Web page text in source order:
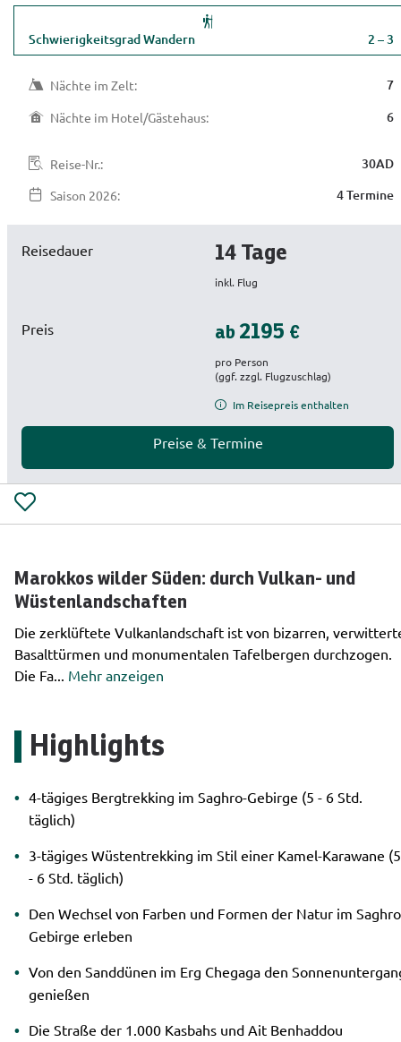
Schwierigkeitsgrad Wandern 2 – 3
Nächte im Zelt: 7
Nächte im Hotel/Gästehaus: 6
Reise-Nr.: 30AD
Saison 2026: 4 Termine
Reisedauer 14 Tage
inkl. Flug
Preis ab 2195 €
(ggf. zzgl. Flugzuschlag)
Im Reisepreis enthalten
Preise & Termine
Marokkos wilder Süden: durch Vulkan- und
Wüstenlandschaften
Die zerklüftete Vulkanlandschaft ist von bizarren,
Basalttürmen und monumentalen Tafelbergen durchzogen.
Die Fa... Mehr anzeigen
Highlights
4-tägiges Bergtrekking im Saghro-Gebirge (5 - 6 Std.
täglich)
3-tägiges Wüstentrekking im Stil einer Kamel-Karawane (5
- 6 Std. täglich)
Den Wechsel von Farben und Formen der Natur im
Gebirge erleben
Von den Sanddünen im Erg Chegaga den
genießen
Die Straße der 1.000 Kasbahs und Ait Benhaddou